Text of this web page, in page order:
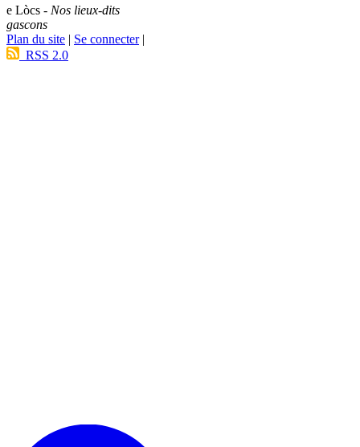
e Lòcs - Nos lieux-dits
gascons
Plan du site | Se connecter|
RSS 2.0